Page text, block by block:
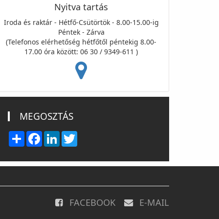
Nyitva tartás
Iroda és raktár - Hétfő-Csütörtök - 8.00-15.00-ig
Péntek - Zárva
(Telefonos elérhetőség hétfőtől péntekig 8.00-
17.00 óra között: 06 30 / 9349-611 )
MEGOSZTÁS
Share FacebookLinkedIn
FACEBOOK E-MAIL